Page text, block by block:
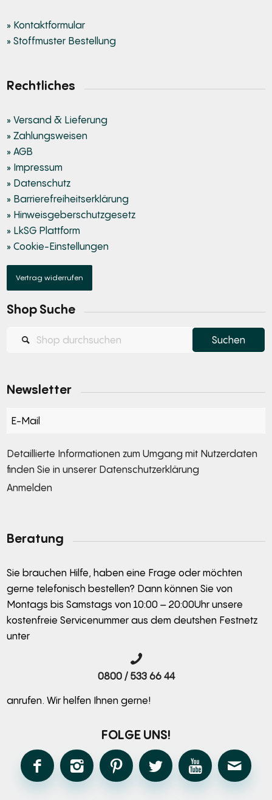
» Kontaktformular
» Stoffmuster Bestellung
Rechtliches
» Versand & Lieferung
» Zahlungsweisen
» AGB
» Impressum
» Datenschutz
» Barrierefreiheitserklärung
» Hinweisgeberschutzgesetz
» LkSG Plattform
» Cookie-Einstellungen
Vertrag widerrufen
Shop Suche
Newsletter
Section
Detaillierte Informationen zum Umgang mit Nutzerdaten
finden Sie in unserer Datenschutzerklärung
Anmelden
Beratung
Sie brauchen Hilfe, haben eine Frage oder möchten
gerne telefonisch bestellen? Dann können Sie von
Montags bis Samstags von 10:00 – 20:00Uhr unsere
kostenfreie Servicenummer aus dem deutshen Festnetz
unter
0800 / 533 66 44
anrufen. Wir helfen Ihnen gerne!
FOLGE UNS!